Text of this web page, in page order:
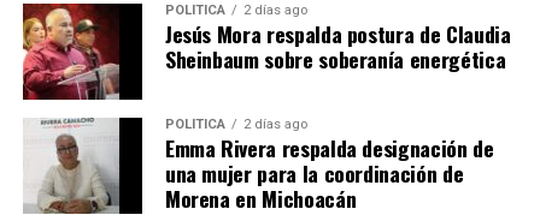
Me gusta esto:
POLÍTICA 2 días ago
Jesús Mora respalda postura de Claudia
Sheinbaum sobre soberanía energética
POLÍTICA 2 días ago
Emma Rivera respalda designación de
una mujer para la coordinación de
Morena en Michoacán